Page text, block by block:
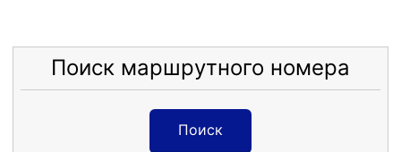
Поиск маршрутного номера
Поиск